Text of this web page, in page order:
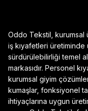
Oddo Tekstil, kurumsal
iş kıyafetleri üretiminde
sürdürülebilirliği temel
markasıdır. Personel
kurumsal giyim
kumaşlar, fonksiyonel
ihtiyaçlarına uygun